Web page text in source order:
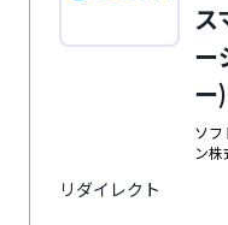
ス
ー
ー)
ソフ
ン
リダイレクト